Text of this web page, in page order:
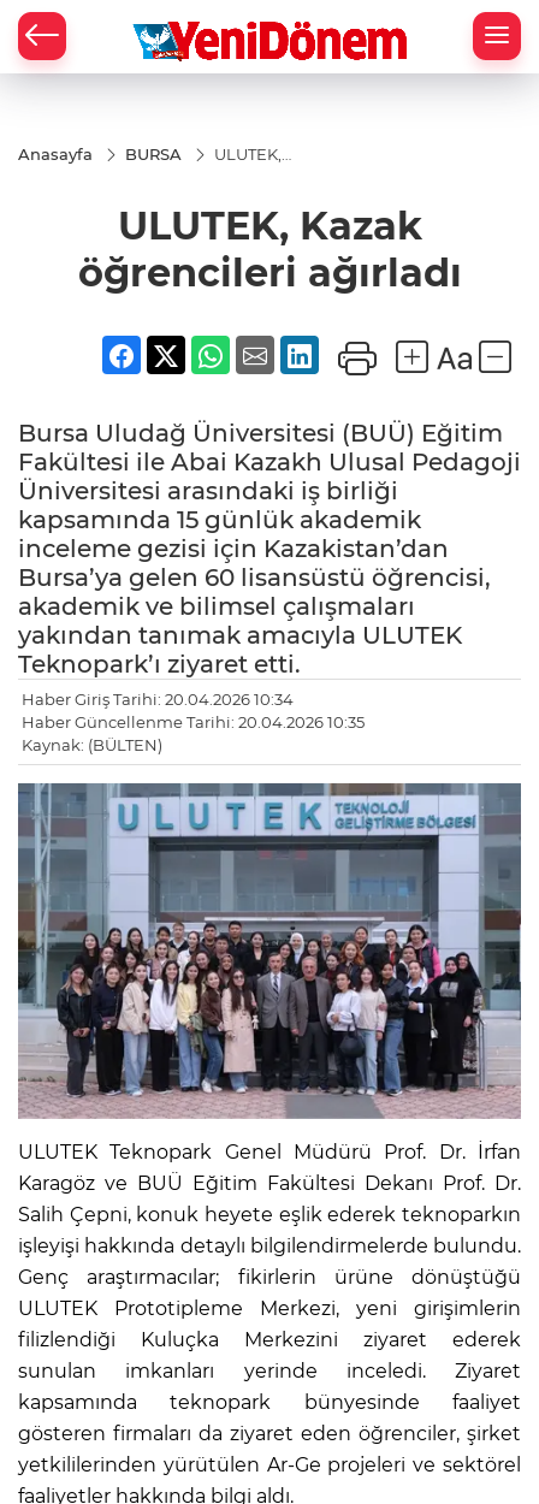
Anasayfa BURSA
ULUTEK,
ağırladı
ULUTEK, Kazak
öğrencileri ağırladı
Bursa Uludağ Üniversitesi (BUÜ) Eğitim
Fakültesi ile Abai Kazakh Ulusal Pedagoji
Üniversitesi arasındaki iş birliği
kapsamında 15 günlük akademik
inceleme gezisi için Kazakistan’dan
Bursa’ya gelen 60 lisansüstü öğrencisi,
akademik ve bilimsel çalışmaları
yakından tanımak amacıyla ULUTEK
Teknopark’ı ziyaret etti.
Haber Giriş Tarihi: 20.04.2026 10:34
Haber Güncellenme Tarihi: 20.04.2026 10:35
Kaynak: (BÜLTEN)
ULUTEK Teknopark Genel Müdürü Prof. Dr. İrfan
Karagöz ve BUÜ Eğitim Fakültesi Dekanı Prof. Dr.
Salih Çepni, konuk heyete eşlik ederek teknoparkın
işleyişi hakkında detaylı bilgilendirmelerde bulundu.
Genç araştırmacılar; fikirlerin ürüne dönüştüğü
ULUTEK Prototipleme Merkezi, yeni girişimlerin
filizlendiği Kuluçka Merkezini ziyaret ederek
sunulan imkanları yerinde inceledi. Ziyaret
kapsamında teknopark bünyesinde faaliyet
gösteren firmaları da ziyaret eden öğrenciler, şirket
yetkililerinden yürütülen Ar-Ge projeleri ve sektörel
faaliyetler hakkında bilgi aldı.